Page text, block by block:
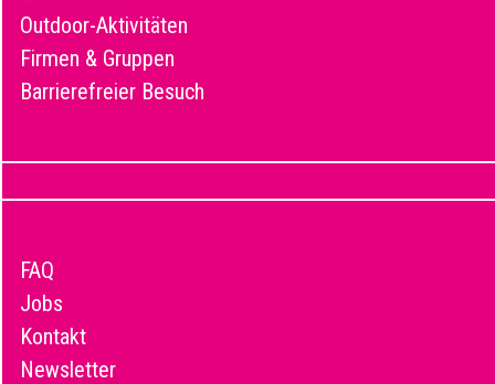
Outdoor-Aktivitäten
Firmen & Gruppen
Barrierefreier Besuch
FAQ
Jobs
Kontakt
Newsletter